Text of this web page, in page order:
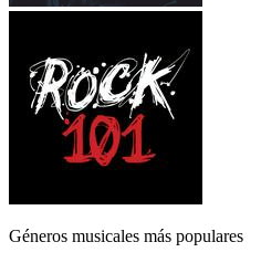
Géneros musicales más populares